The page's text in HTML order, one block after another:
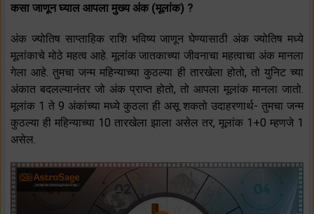
कसा जाणून घ्याल आपला मुख्य अंक (मूलांक) ?
अंक ज्योतिष साप्ताहिक राशि भविष्य जाणून घेण्यासाठी अंक ज्योतिष मध्ये
मूलांकाचे मोठे महत्व आहे. मूलांक जातकाच्या जीवनाचा महत्वाचा अंक मानला
गेला आहे. तुमचा जन्म महिन्याच्या कुठल्या ही तारखेला होतो, तो युनिट च्या
अंकात बदलल्यानंतर जो अंक प्राप्त होतो, तो आपला मूलांक मानला जातो.
मूलांक 1 ते 9 अंकांच्या मध्ये कुठला ही असू शकतो उदाहरणार्थ- तुमचा जन्म
कुठल्या ही महिन्याच्या 10 तारखेला झाला असेल तर, मूलांक 1+0 म्हणजे 1
असेल.